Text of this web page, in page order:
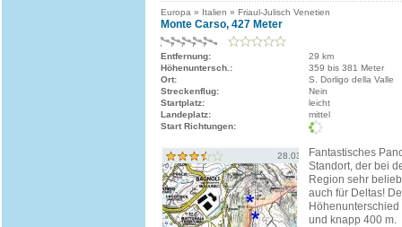
Europa » Italien » Friaul-Julisch Venetien
Monte Carso, 427 Meter
Entfernung:
29 km
Höhenuntersch.:
359 bis 381 Meter
Ort:
S. Dorligo della Valle
Streckenflug:
Nein
Startplatz:
leicht
Landeplatz:
mittel
Start Richtungen:
28.03.2007Fantastisches
Standort, der bei
Region sehr
auch für Deltas!
und knapp 400 m.